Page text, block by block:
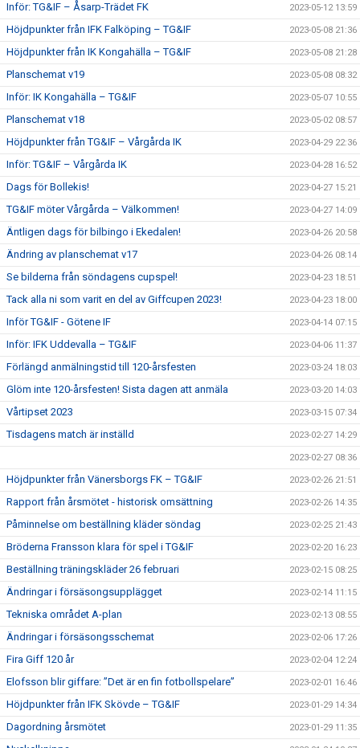
Inför: TG&IF – Åsarp-Trädet FK 2023-05-12 13:59
Höjdpunkter från IFK Falköping – TG&IF 2023-05-08 21:36
Höjdpunkter från IK Kongahälla – TG&IF 2023-05-08 21:28
Planschemat v19 2023-05-08 08:32
Inför: IK Kongahälla – TG&IF 2023-05-07 10:55
Planschemat v18 2023-05-02 08:57
Höjdpunkter från TG&IF – Vårgårda IK 2023-04-29 22:36
Inför: TG&IF – Vårgårda IK 2023-04-28 16:52
Dags för Bollekis! 2023-04-27 15:21
TG&IF möter Vårgårda – Välkommen! 2023-04-27 14:09
Äntligen dags för bilbingo i Ekedalen! 2023-04-26 20:58
Ändring av planschemat v17 2023-04-26 08:14
Se bilderna från söndagens cupspel! 2023-04-23 18:51
Tack alla ni som varit en del av Giffcupen 2023! 2023-04-23 18:00
Inför TG&IF - Götene IF 2023-04-14 07:15
Inför: IFK Uddevalla – TG&IF 2023-04-06 11:37
Förlängd anmälningstid till 120-årsfesten 2023-03-24 18:03
Glöm inte 120-årsfesten! Sista dagen att anmäla 2023-03-20 14:03
Vårtipset 2023 2023-03-15 07:34
Tisdagens match är inställd 2023-02-27 14:29
2023-02-27 08:36
Höjdpunkter från Vänersborgs FK – TG&IF 2023-02-26 21:51
Rapport från årsmötet - historisk omsättning 2023-02-26 14:35
Påminnelse om beställning kläder söndag 2023-02-25 21:43
Bröderna Fransson klara för spel i TG&IF 2023-02-20 16:23
Beställning träningskläder 26 februari 2023-02-15 08:25
Ändringar i försäsongsupplägget 2023-02-14 11:15
Tekniska området A-plan 2023-02-13 08:55
Ändringar i försäsongsschemat 2023-02-06 17:26
Fira Giff 120 år 2023-02-04 12:24
Elofsson blir giffare: ”Det är en fin fotbollspelare” 2023-02-01 16:46
Höjdpunkter från IFK Skövde – TG&IF 2023-01-29 14:34
Dagordning årsmötet 2023-01-29 11:35